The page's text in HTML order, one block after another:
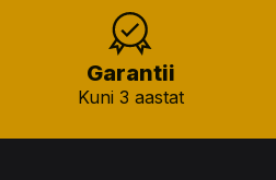
Garantii
Kuni 3 aastat